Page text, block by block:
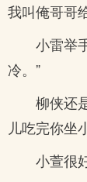
我叫俺哥哥
小雷举
冷。”
柳侠还
儿吃完你坐
小萱很